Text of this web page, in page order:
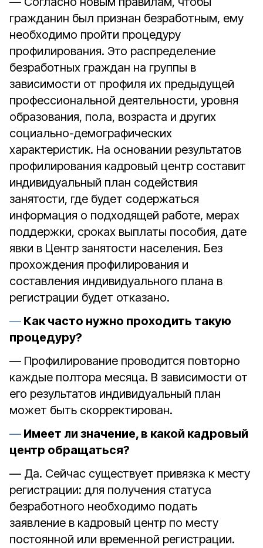
гражданин был признан безработным, ему
необходимо пройти процедуру
профилирования. Это распределение
безработных граждан на группы в
зависимости от профиля их предыдущей
профессиональной деятельности, уровня
образования, пола, возраста и других
социально-демографических
характеристик. На основании результатов
профилирования кадровый центр составит
индивидуальный план содействия
занятости, где будет содержаться
информация о подходящей работе, мерах
поддержки, сроках выплаты пособия, дате
явки в Центр занятости населения. Без
прохождения профилирования и
составления индивидуального плана в
регистрации будет отказано.
Как часто нужно проходить такую
процедуру?
— Профилирование проводится повторно
каждые полтора месяца. В зависимости от
его результатов индивидуальный план
может быть скорректирован.
Имеет ли значение, в какой кадровый
центр обращаться?
— Да. Сейчас существует привязка к месту
регистрации: для получения статуса
безработного необходимо подать
заявление в кадровый центр по месту
постоянной или временной регистрации.